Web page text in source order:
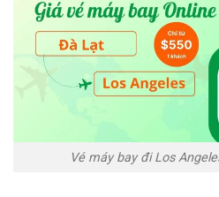
Vé máy bay đi Los